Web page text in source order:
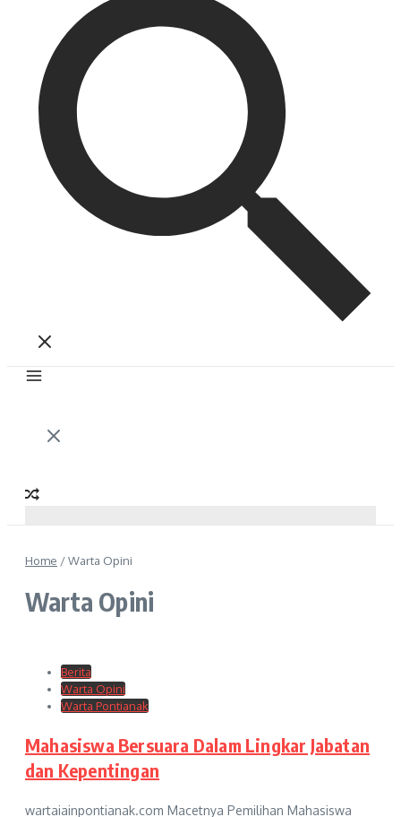
Home /Warta Opini
Warta Opini
Berita
Warta Opini
Warta Pontianak
Mahasiswa Bersuara Dalam Lingkar Jabatan
dan Kepentingan
wartaiainpontianak.com Macetnya Pemilihan Mahasiswa